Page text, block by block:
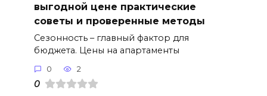
выгодной цене практические
советы и проверенные методы
Сезонность – главный фактор для
бюджета. Цены на апартаменты
0 2
0